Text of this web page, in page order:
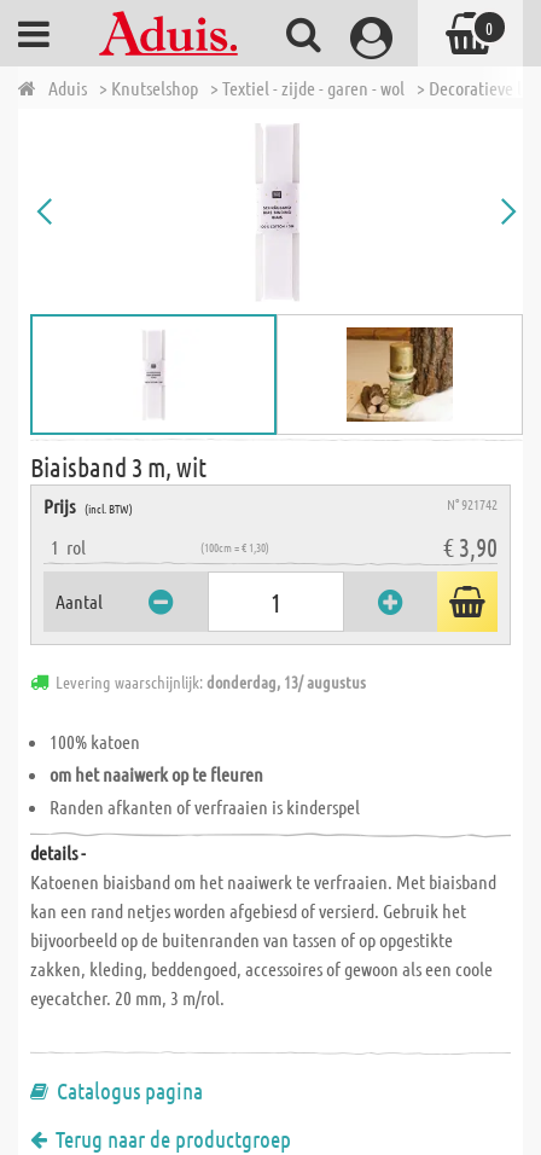
Aduis > Knutselshop > Textiel - zijde - garen - wol > Decoratieve
Biaisband 3 m, wit
Prijs (incl. BTW) N° 921742
1 rol (100cm = € 1,30) € 3,90
Aantal
Levering waarschijnlijk:donderdag, 13/ augustus
100% katoen
om het naaiwerk op te fleuren
Randen afkanten of verfraaien is kinderspel
details -
Katoenen biaisband om het naaiwerk te verfraaien. Met biaisband
kan een rand netjes worden afgebiesd of versierd. Gebruik het
bijvoorbeeld op de buitenranden van tassen of op opgestikte
zakken, kleding, beddengoed, accessoires of gewoon als een coole
eyecatcher. 20 mm, 3 m/rol.
Catalogus pagina
Terug naar de productgroep
0